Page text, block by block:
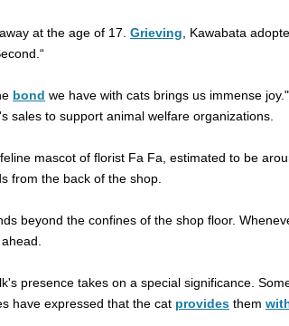
at the age of 17. Grieving , Kawabata
bond we have with cats brings us immense
sales to support animal welfare organizations.
mascot of florist Fa Fa, estimated to be
from the back of the shop.
beyond the confines of the shop floor.
presence takes on a special significance.
have expressed that the cat provides them